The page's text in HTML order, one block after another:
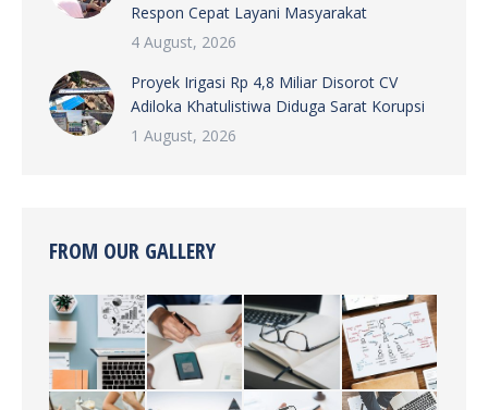
Respon Cepat Layani Masyarakat
4 August, 2026
Proyek Irigasi Rp 4,8 Miliar Disorot CV
Adiloka Khatulistiwa Diduga Sarat Korupsi
1 August, 2026
FROM OUR GALLERY